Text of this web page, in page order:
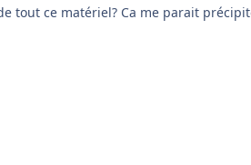
tout ce matériel? Ca me parait